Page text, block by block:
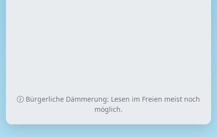
Bürgerliche Dämmerung: Lesen im Freien meist noch
möglich.